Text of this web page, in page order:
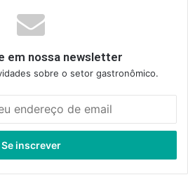
em nossa newsletter
sobre o setor gastronômico.